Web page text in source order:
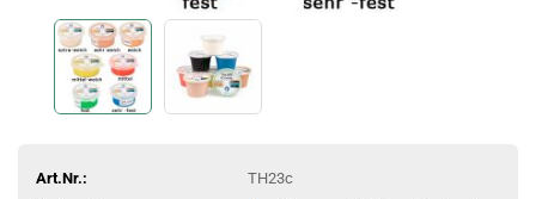
Art.Nr.:
TH23c